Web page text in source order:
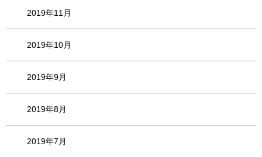
2019年11月
2019年10月
2019年9月
2019年8月
2019年7月